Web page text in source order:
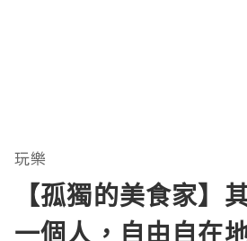
玩樂
【孤獨的美食家】
一個人，自由自在